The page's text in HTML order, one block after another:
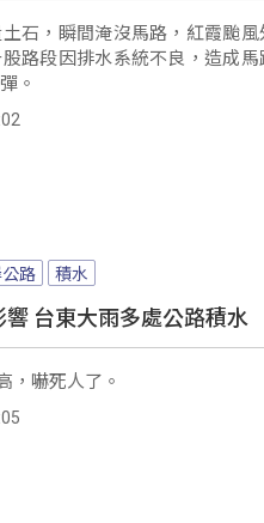
石，瞬間淹沒馬路，紅霞颱風
路段因排水系統不良，造成
。
路 積水
台東大雨多處公路積水
，嚇死人了。